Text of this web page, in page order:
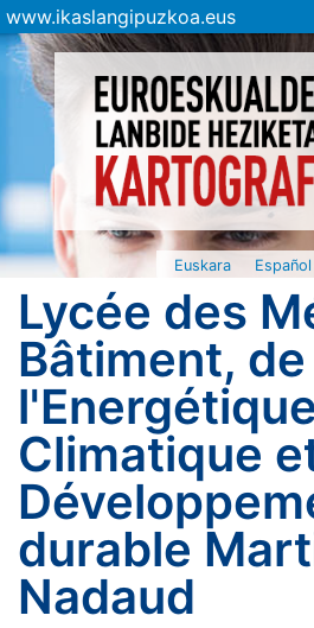
www.ikaslangipuzkoa.eus
Euskara Español
Lycée des
Bâtiment, de
Climatique
durable
Nadaud